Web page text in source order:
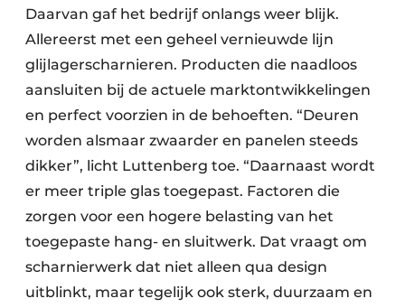
Daarvan gaf het bedrijf onlangs weer blijk.
Allereerst met een geheel vernieuwde lijn
glijlagerscharnieren. Producten die naadloos
aansluiten bij de actuele marktontwikkelingen
en perfect voorzien in de behoeften. “Deuren
worden alsmaar zwaarder en panelen steeds
dikker”, licht Luttenberg toe. “Daarnaast wordt
er meer triple glas toegepast. Factoren die
zorgen voor een hogere belasting van het
toegepaste hang- en sluitwerk. Dat vraagt om
scharnierwerk dat niet alleen qua design
uitblinkt, maar tegelijk ook sterk, duurzaam en